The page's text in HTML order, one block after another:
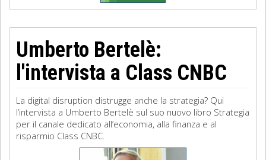
Umberto Bertelè:
l'intervista a Class CNBC
La digital disruption distrugge anche la strategia? Qui
l’intervista a Umberto Bertelè sul suo nuovo libro Strategia
per il canale dedicato all’economia, alla finanza e al
risparmio Class CNBC.